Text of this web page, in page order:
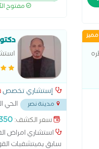
اضطرابات نبض
القسطرة
القلب رسم القلب
ارتفاع نسبة
الشريان التاجى
الروماتيزمي والحمى
وتركيب الدعمات
مفتوح
مميز
إستشاري تخصص
مدينة نصر
الحي
بنزينة موبيل...
سعر الكشف:
استشاري امراض
سابق بميتشفيات